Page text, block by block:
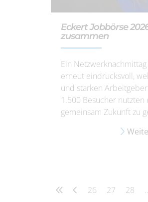
Eckert Jobbörse
zusammen
Ein
erneut eindrucksvoll,
und starken
1.500 Besucher
gemeinsam Zukunft zu
26 27 28